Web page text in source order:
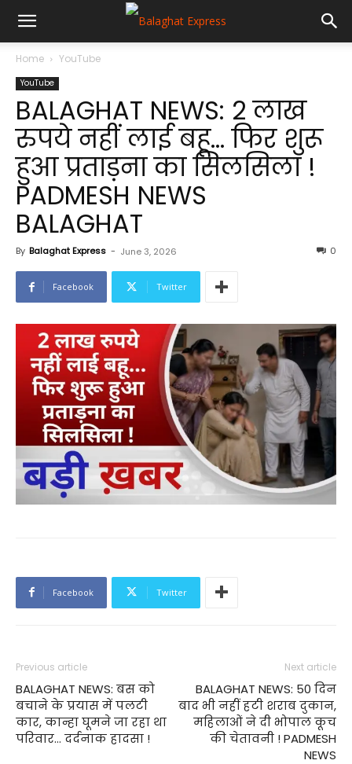
Home YouTube
YouTube
BALAGHAT NEWS: 2 लाख
रुपये नहीं लाई बहू… फिर शुरू
हुआ प्रताड़ना का सिलसिला !
PADMESH NEWS
BALAGHAT
By Balaghat Express - June 3, 2026 0
Facebook Twitter
Facebook Twitter
Previous article
BALAGHAT NEWS: बस को
बचाने के प्रयास में पलटी
कार, कान्हा घूमने जा रहा था
परिवार… दर्दनाक हादसा !
Next article
BALAGHAT NEWS: 50 दिन
बाद भी नहीं हटी शराब दुकान,
महिलाओं ने दी भोपाल कूच
की चेतावनी ! PADMESH
NEWS